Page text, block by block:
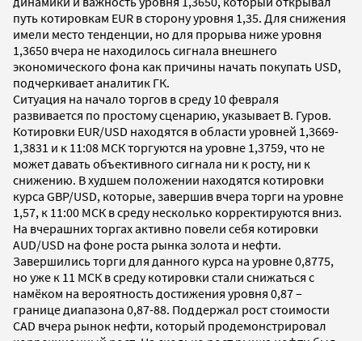
путь котировкам EUR в сторону уровня 1,35. Для снижения
имели место тенденции, но для прорыва ниже уровня
1,3650 вчера не находилось сигнала внешнего
экономического фона как причины начать покупать USD,
подчеркивает аналитик ГК.
Ситуация на начало торгов в среду 10 февраля
развивается по простому сценарию, указывает В. Гуров.
Котировки EUR/USD находятся в области уровней 1,3669-
1,3831 и к 11:08 МСК торгуются на уровне 1,3759, что не
может давать объективного сигнала ни к росту, ни к
снижению. В худшем положении находятся котировки
курса GBP/USD, которые, завершив вчера торги на уровне
1,57, к 11:00 МСК в среду несколько корректируются вниз.
На вчерашних торгах активно повели себя котировки
AUD/USD на фоне роста рынка золота и нефти.
Завершились торги для данного курса на уровне 0,8775,
но уже к 11 МСК в среду котировки стали снижаться с
намёком на вероятность достижения уровня 0,87 –
границе диапазона 0,87-88. Поддержал рост стоимости
CAD вчера рынок нефти, который продемонстрировал